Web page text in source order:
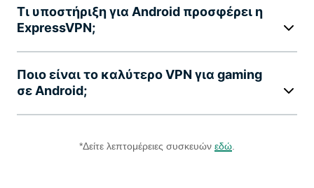
Τι υποστήριξη για Android προσφέρει η
ExpressVPN;
Ποιο είναι το καλύτερο VPN για gaming
σε Android;
*Δείτε λεπτομέρειες συσκευών εδώ